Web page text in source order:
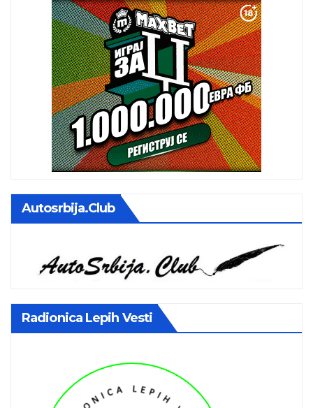
Autosrbija.club
Radionica Lepih Vesti